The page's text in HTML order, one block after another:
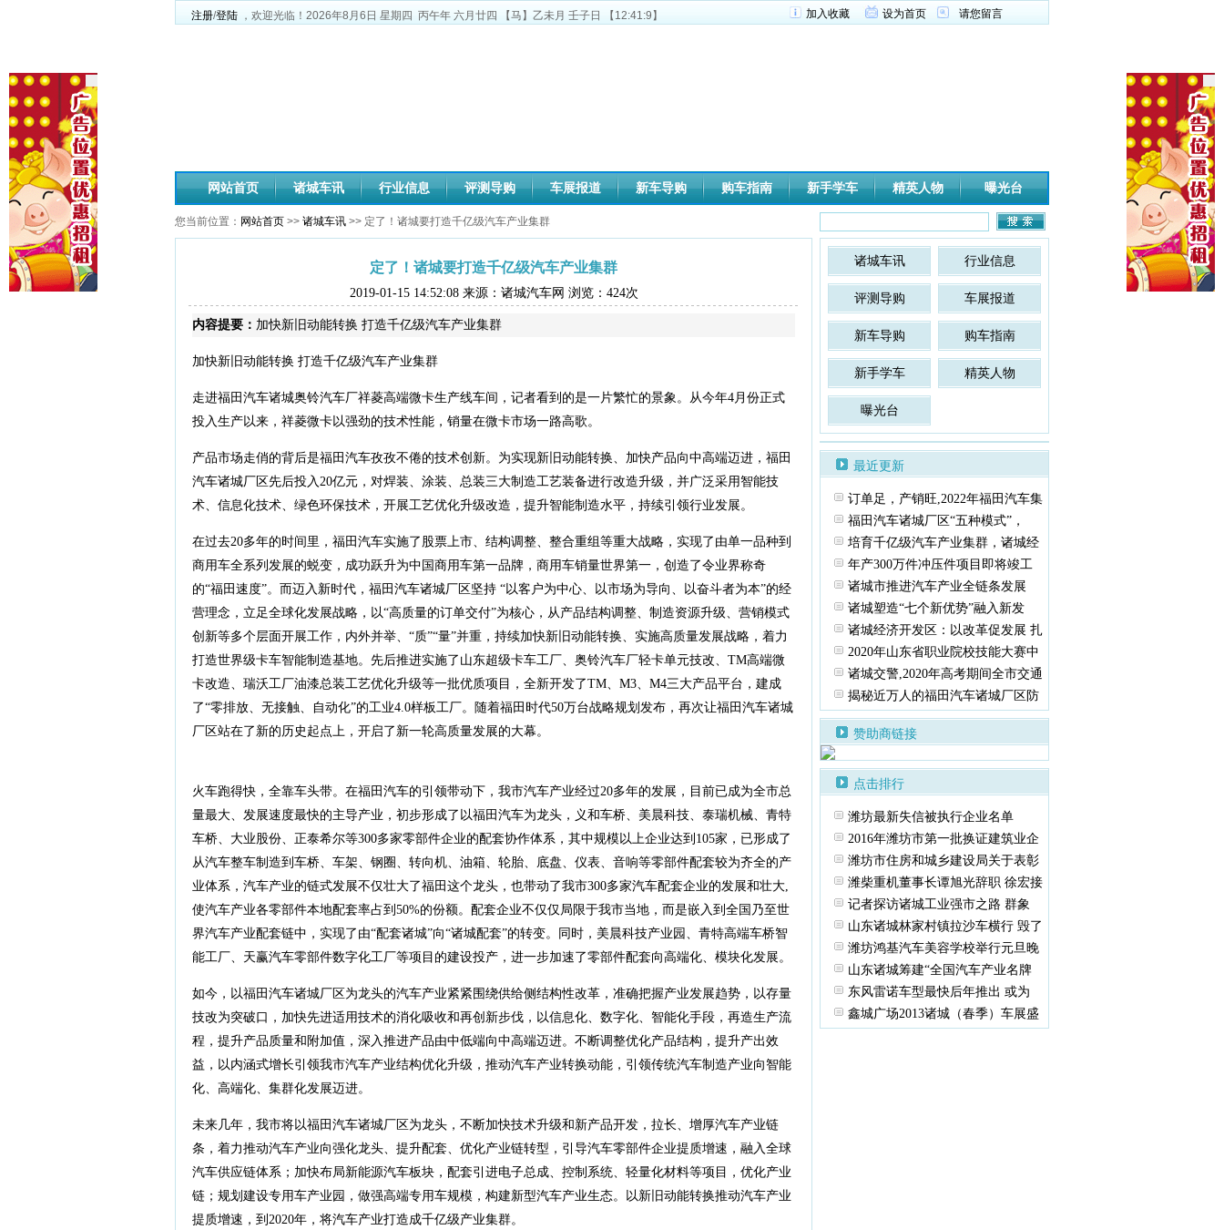
注册/登陆 ，欢迎光临！ 2026年8月6日 星期四 丙午年 六月廿四 【马】乙未月 壬子日 【12:41:10】 加入收藏 设为首页 请您留言
网站首页 诸城车讯 行业信息 评测导购 车展报道 新车导购 购车指南 新手学车 精英人物 曝光台
您当前位置： 网站首页 >> 诸城车讯 >> 定了！诸城要打造千亿级汽车产业集群
定了！诸城要打造千亿级汽车产业集群
2019-01-15 14:52:08 来源：诸城汽车网 浏览： 424次
内容提要： 加快新旧动能转换 打造千亿级汽车产业集群
加快新旧动能转换 打造千亿级汽车产业集群
走进福田汽车诸城奥铃汽车厂祥菱高端微卡生产线车间，记者看到的是一片繁忙的景象。从今年4月份正式
投入生产以来，祥菱微卡以强劲的技术性能，销量在微卡市场一路高歌。
产品市场走俏的背后是福田汽车孜孜不倦的技术创新。为实现新旧动能转换、加快产品向中高端迈进，福田
汽车诸城厂区先后投入20亿元，对焊装、涂装、总装三大制造工艺装备进行改造升级，并广泛采用智能技
术、信息化技术、绿色环保技术，开展工艺优化升级改造，提升智能制造水平，持续引领行业发展。
在过去20多年的时间里，福田汽车实施了股票上市、结构调整、整合重组等重大战略，实现了由单一品种到
商用车全系列发展的蜕变，成功跃升为中国商用车第一品牌，商用车销量世界第一，创造了令业界称奇
的“福田速度”。而迈入新时代，福田汽车诸城厂区坚持 “以客户为中心、以市场为导向、以奋斗者为本”的经
营理念，立足全球化发展战略，以“高质量的订单交付”为核心，从产品结构调整、制造资源升级、营销模式
创新等多个层面开展工作，内外并举、“质”“量”并重，持续加快新旧动能转换、实施高质量发展战略，着力
打造世界级卡车智能制造基地。先后推进实施了山东超级卡车工厂、奥铃汽车厂轻卡单元技改、TM高端微
卡改造、瑞沃工厂油漆总装工艺优化升级等一批优质项目，全新开发了TM、M3、M4三大产品平台，建成
了“零排放、无接触、自动化”的工业4.0样板工厂。随着福田时代50万台战略规划发布，再次让福田汽车诸城
厂区站在了新的历史起点上，开启了新一轮高质量发展的大幕。
火车跑得快，全靠车头带。在福田汽车的引领带动下，我市汽车产业经过20多年的发展，目前已成为全市总
量最大、发展速度最快的主导产业，初步形成了以福田汽车为龙头，义和车桥、美晨科技、泰瑞机械、青特
车桥、大业股份、正泰希尔等300多家零部件企业的配套协作体系，其中规模以上企业达到105家，已形成了
从汽车整车制造到车桥、车架、钢圈、转向机、油箱、轮胎、底盘、仪表、音响等零部件配套较为齐全的产
业体系，汽车产业的链式发展不仅壮大了福田这个龙头，也带动了我市300多家汽车配套企业的发展和壮大,
使汽车产业各零部件本地配套率占到50%的份额。配套企业不仅仅局限于我市当地，而是嵌入到全国乃至世
界汽车产业配套链中，实现了由“配套诸城”向“诸城配套”的转变。同时，美晨科技产业园、青特高端车桥智
能工厂、天赢汽车零部件数字化工厂等项目的建设投产，进一步加速了零部件配套向高端化、模块化发展。
如今，以福田汽车诸城厂区为龙头的汽车产业紧紧围绕供给侧结构性改革，准确把握产业发展趋势，以存量
技改为突破口，加快先进适用技术的消化吸收和再创新步伐，以信息化、数字化、智能化手段，再造生产流
程，提升产品质量和附加值，深入推进产品由中低端向中高端迈进。不断调整优化产品结构，提升产出效
益，以内涵式增长引领我市汽车产业结构优化升级，推动汽车产业转换动能，引领传统汽车制造产业向智能
化、高端化、集群化发展迈进。
未来几年，我市将以福田汽车诸城厂区为龙头，不断加快技术升级和新产品开发，拉长、增厚汽车产业链
条，着力推动汽车产业向强化龙头、提升配套、优化产业链转型，引导汽车零部件企业提质增速，融入全球
汽车供应链体系；加快布局新能源汽车板块，配套引进电子总成、控制系统、轻量化材料等项目，优化产业
链；规划建设专用车产业园，做强高端专用车规模，构建新型汽车产业生态。以新旧动能转换推动汽车产业
提质增速，到2020年，将汽车产业打造成千亿级产业集群。
诸城车讯 行业信息
评测导购 车展报道
新车导购 购车指南
新手学车 精英人物
曝光台
最近更新
订单足，产销旺,2022年福田汽车集
福田汽车诸城厂区“五种模式”，
培育千亿级汽车产业集群，诸城经
年产300万件冲压件项目即将竣工
诸城市推进汽车产业全链条发展
诸城塑造“七个新优势”融入新发
诸城经济开发区：以改革促发展 扎
2020年山东省职业院校技能大赛中
诸城交警,2020年高考期间全市交通
揭秘近万人的福田汽车诸城厂区防
赞助商链接
点击排行
潍坊最新失信被执行企业名单
2016年潍坊市第一批换证建筑业企
潍坊市住房和城乡建设局关于表彰
潍柴重机董事长谭旭光辞职 徐宏接
记者探访诸城工业强市之路 群象
山东诸城林家村镇拉沙车横行 毁了
潍坊鸿基汽车美容学校举行元旦晚
山东诸城筹建“全国汽车产业名牌
东风雷诺车型最快后年推出 或为
鑫城广场2013诸城（春季）车展盛